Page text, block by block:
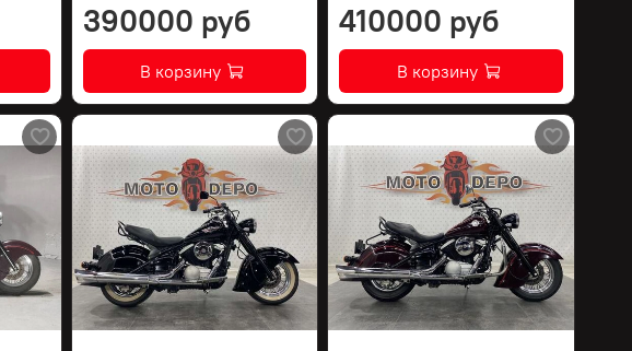
390000 руб
В корзину
410000 руб
В корзину